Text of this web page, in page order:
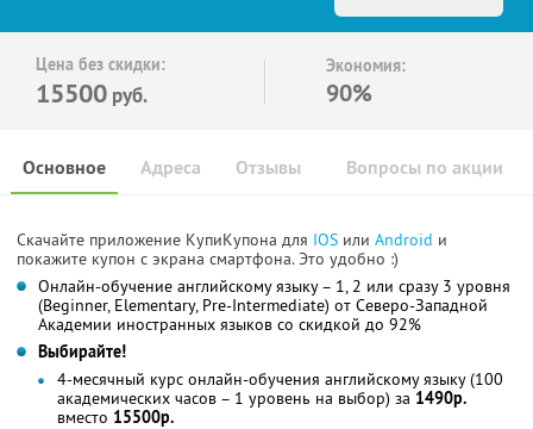
Цена без скидки:
15500 руб.
Экономия:
90%
Основное Отзывы Вопросы по акции
Адреса
Скачайте приложение КупиКупона для IOS или Android и
покажите купон с экрана смартфона. Это удобно :)
Онлайн-обучение английскому языку – 1, 2 или сразу 3 уровня
(Beginner, Elementary, Pre-Intermediate) от Северо-Западной
Академии иностранных языков со скидкой до 92%
Выбирайте!
4-месячный курс онлайн-обучения английскому языку (100
академических часов – 1 уровень на выбор) за 1490р.
вместо 15500р.